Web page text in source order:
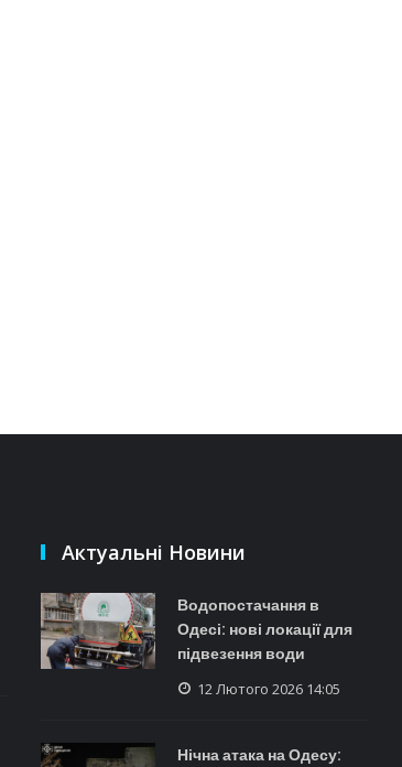
Актуальні Новини
Водопостачання в
Одесі: нові локації для
підвезення води
12 Лютого 2026 14:05
Нічна атака на Одесу: